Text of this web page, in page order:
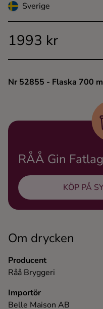
Rom
Shots
Ingredienser
Sverige
1993 kr
Nr 52855 - Flaska 700
Om drycken
Producent
Råå Bryggeri
Importör
Belle Maison AB
RÅÅ Gin
KÖP PÅ